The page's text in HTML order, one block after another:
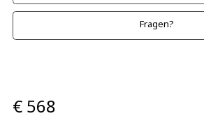
Fragen?
€ 568